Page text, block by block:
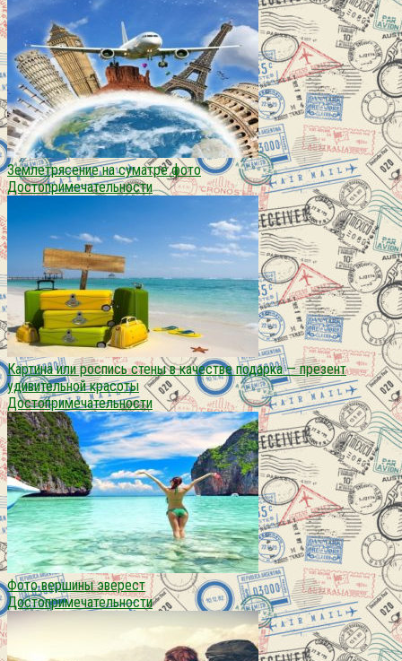
Землетрясение на суматре фото
Достопримечательности
Картина или роспись стены в качестве подарка — презент
удивительной красоты
Достопримечательности
Фото вершины эверест
Достопримечательности